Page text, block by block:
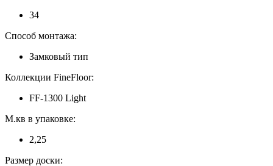
34
Способ монтажа:
Замковый тип
Коллекции FineFloor:
FF-1300 Light
М.кв в упаковке:
2,25
Размер доски: